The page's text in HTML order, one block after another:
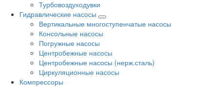
Турбовоздуходувки
Гидравлические насосы
Вертикальные многоступенчатые насосы
Консольные насосы
Погружные насосы
Центробежные насосы
Центробежные насосы (нерж.сталь)
Циркуляционные насосы
Компрессоры